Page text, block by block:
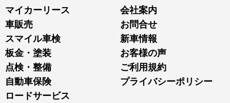
マイカーリース
車販売
スマイル車検
板金・塗装
点検・整備
自動車保険
ロードサービス
会社案内
お問合せ
新車情報
お客様の声
ご利用規約
プライバシーポリシー